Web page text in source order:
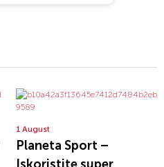
1 August
Planeta Sport –